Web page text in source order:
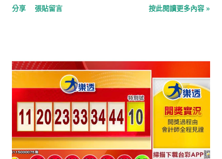
03 大小排序： 03 09 16 24 35 4星彩 6 3 4 5 3星彩 1 0 7
分享 張貼留言 按此閱讀更多內容 »